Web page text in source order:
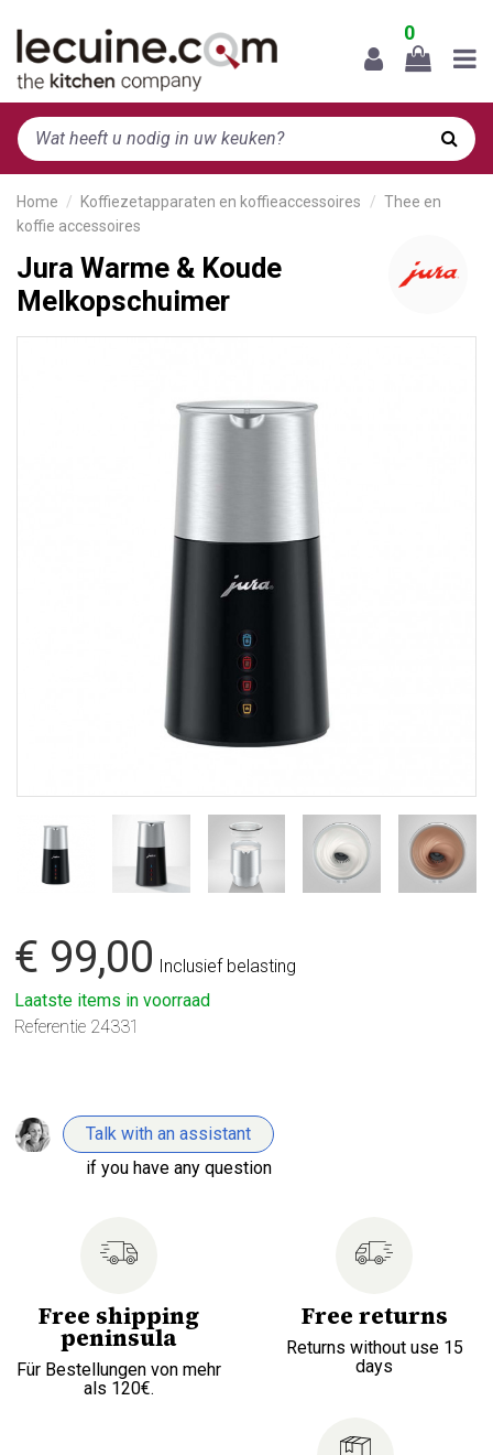
0
Home Koffiezetapparaten en koffieaccessoires
Thee en
koffie accessoires
Jura Warme & Koude
Melkopschuimer
€ 99,00 Inclusief belasting
Laatste items in voorraad
Referentie 24331
Talk with an assistant
if you have any question
Free shipping
peninsula
Für Bestellungen von mehr
als 120€.
Free returns
Returns without use 15
days